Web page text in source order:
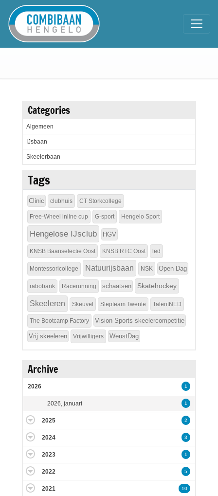
Categories
Algemeen
IJsbaan
Skeelerbaan
Tags
Clinic clubhuis CT Storkcollege
Free-Wheel inline cup G-sport Hengelo Sport
Hengelose IJsclub HGV
KNSB Baanselectie Oost KNSB RTC Oost led
Montessoricollege Natuurijsbaan NSK Open Dag
rabobank Racerunning schaatsen Skatehockey
Skeeleren Skeuvel Stepteam Twente TalentNED
The Bootcamp Factory Vision Sports skeelercompetitie
Vrij skeeleren Vrijwilligers WeustDag
Archive
2026 1
2026, januari 1
2025 2
2024 3
2023 1
2022 5
2021 10